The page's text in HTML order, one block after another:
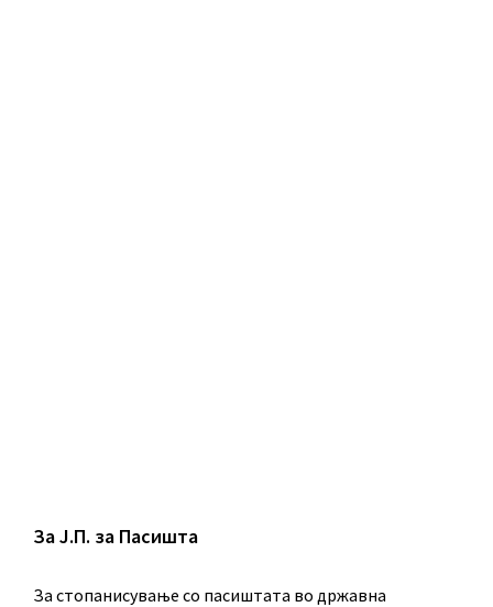
За Ј.П. за Пасишта
За стопанисување со пасиштата во државна